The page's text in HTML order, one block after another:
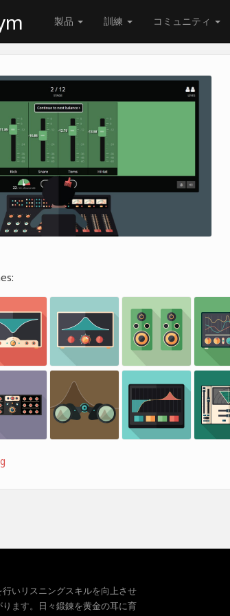
製品 訓練 コミュニティ
いリスニングスキルを向上させ
ます。日々鍛錬を黄金の耳に育